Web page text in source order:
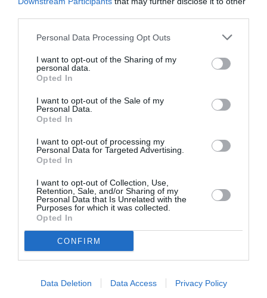
Personal Data Processing Opt Outs
I want to opt-out of the Sharing of my
personal data.
Opted In
I want to opt-out of the Sale of my
Personal Data.
Opted In
I want to opt-out of processing my
Personal Data for Targeted Advertising.
Opted In
I want to opt-out of Collection, Use,
Retention, Sale, and/or Sharing of my
Personal Data that Is Unrelated with the
Purposes for which it was collected.
Opted In
CONFIRM
Data Deletion Data Access Privacy Policy
Πολιτισμό στοCulturenow.gr
Νέοι Διαγωνισμοί❯
Tags
Newsletter
Κάθε βδομάδα στο e-mail σας τα τελευταία νέα για
την Τέχνη και τον Πολιτισμό!
Ακολουθήστε το Culturenow.gr